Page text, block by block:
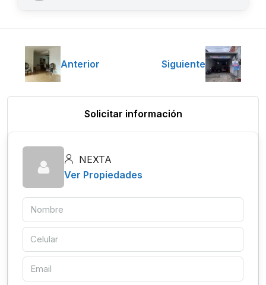
Anterior Siguiente
Solicitar información
NEXTA
Ver Propiedades